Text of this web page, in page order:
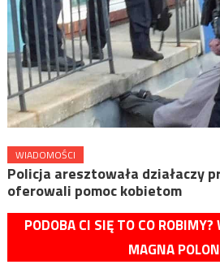
WIADOMOŚCI
Policja aresztowała działaczy
oferowali pomoc kobietom
PODOBA CI SIĘ TO CO ROBIMY?
MAGNA